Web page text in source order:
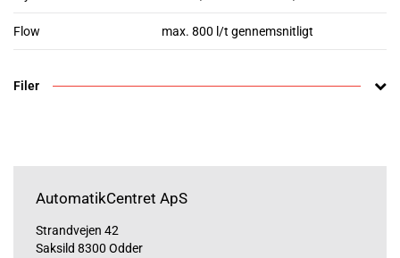
Flow max. 800 l/t gennemsnitligt
Filer
AutomatikCentret ApS
Strandvejen 42
Saksild 8300 Odder